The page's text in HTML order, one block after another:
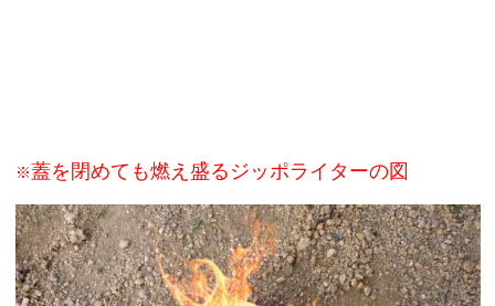
※蓋を閉めても燃え盛るジッポライターの図